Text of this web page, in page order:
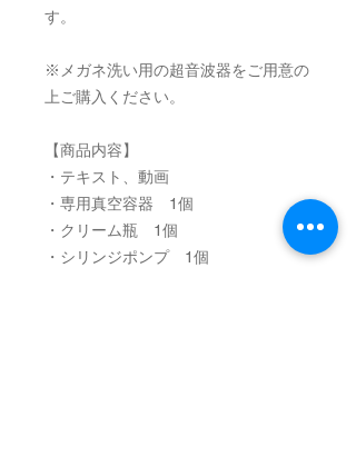
す。
※メガネ洗い用の超音波器をご用意の
上ご購入ください。
【商品内容】
・テキスト、動画
・専用真空容器 1個
・クリーム瓶 1個
・シリンジポンプ 1個